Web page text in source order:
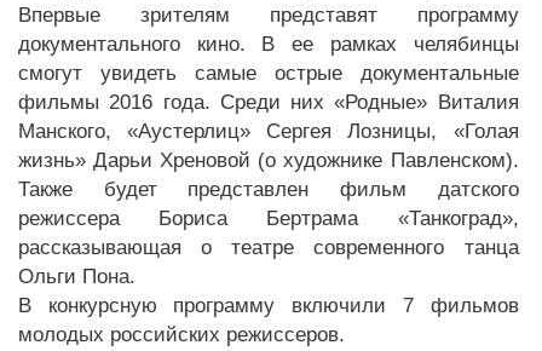
Впервые зрителям представят программу
документального кино. В ее рамках челябинцы
смогут увидеть самые острые документальные
фильмы 2016 года. Среди них «Родные» Виталия
Манского, «Аустерлиц» Сергея Лозницы, «Голая
жизнь» Дарьи Хреновой (о художнике Павленском).
Также будет представлен фильм датского
режиссера Бориса Бертрама «Танкоград»,
рассказывающая о театре современного танца
Ольги Пона.
В конкурсную программу включили 7 фильмов
молодых российских режиссеров.